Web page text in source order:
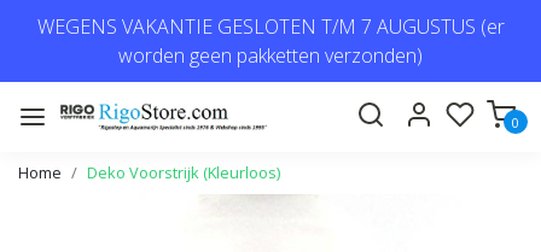
WEGENS VAKANTIE GESLOTEN T/M 7 AUGUSTUS (er
worden geen pakketten verzonden)
0
Home Deko Voorstrijk (Kleurloos)